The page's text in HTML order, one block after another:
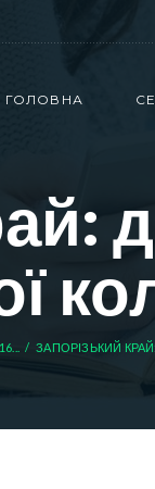
ГОЛОВНА
ЗАПОРІЗЬКИЙ